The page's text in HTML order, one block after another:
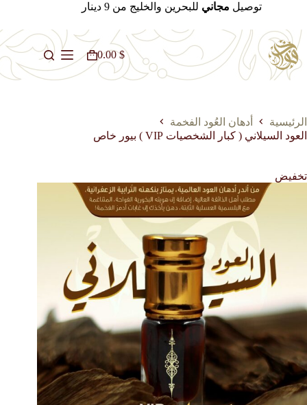
المحتوى
توصيل مجاني للبحرين والخليج من 9 دينار
عربة
التسوق
0.00$
الرئيسية
أدهان العُود الفخمة
العود السيلاني ( كبار الشخصيات VIP ) بيور خاص
تخفيض